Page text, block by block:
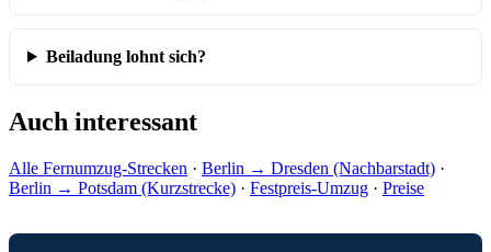
Beiladung lohnt sich?
Auch interessant
Alle Fernumzug-Strecken · Berlin → Dresden (Nachbarstadt) ·
Berlin → Potsdam (Kurzstrecke) · Festpreis-Umzug · Preise